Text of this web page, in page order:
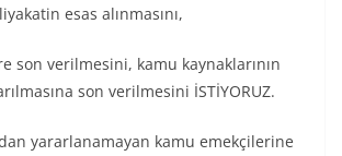
esas alınmasını,
son verilmesini, kamu kaynaklarının
son verilmesini İSTİYORUZ.
yararlanamayan kamu emekçilerine